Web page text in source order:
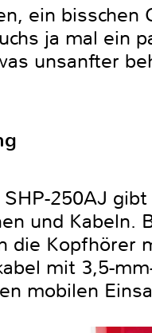
ein bisschen
ja mal ein
unsanfter
SHP-250AJ
und Kabeln.
die Kopfhörer
mit 3,5-
mobilen